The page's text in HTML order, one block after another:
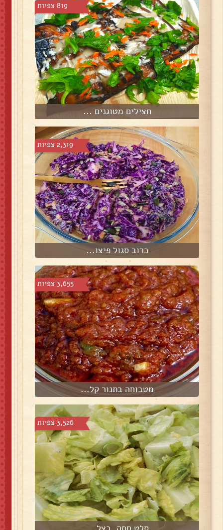
819 צפיות
חצילים מטוגנים ...
2,319 צפיות
כרוב סגול פיצו...
3,655 צפיות
מטבוחה בתנור קל...
3,526 צפיות